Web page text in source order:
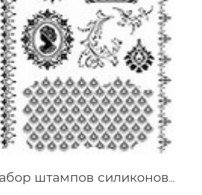
Набор штампов силиконовых Камея 14х18 см Viva 400301500